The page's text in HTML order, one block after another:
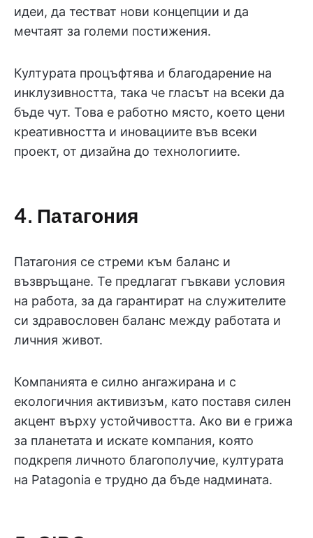
идеи, да тестват нови концепции и да
мечтаят за големи постижения.
Културата процъфтява и благодарение на
инклузивността, така че гласът на всеки да
бъде чут. Това е работно място, което цени
креативността и иновациите във всеки
проект, от дизайна до технологиите.
4. Патагония
Патагония се стреми към баланс и
възвръщане. Те предлагат гъвкави условия
на работа, за да гарантират на служителите
си здравословен баланс между работата и
личния живот.
Компанията е силно ангажирана и с
екологичния активизъм, като поставя силен
акцент върху устойчивостта. Ако ви е грижа
за планетата и искате компания, която
подкрепя личното благополучие, културата
на Patagonia е трудно да бъде надмината.